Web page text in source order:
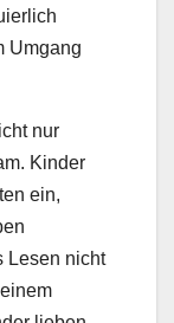
Umgang
nur
Kinder
ein,
Lesen nicht